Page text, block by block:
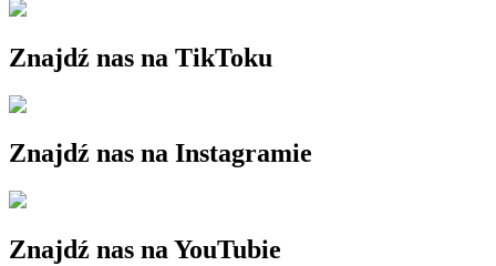
Znajdź nas na TikToku
Znajdź nas na Instagramie
Znajdź nas na YouTubie